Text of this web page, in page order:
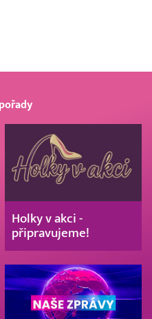
Holky v akci -
připravujeme!